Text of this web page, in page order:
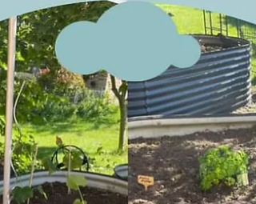
Heute war wieder Markttag in Gnarrenburg 😍
#tagespflegemitherz #gnarrenburg
#wochenmarkt #tagespflege